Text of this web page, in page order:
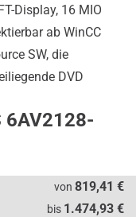
Display, 16 MIO
ab WinCC
SW, die
DVD
6AV2128-
von 819,41 €
bis 1.474,93 €